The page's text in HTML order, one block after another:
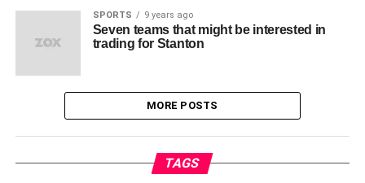
SPORTS 9 years ago
Seven teams that might be interested in
trading for Stanton
MORE POSTS
TAGS